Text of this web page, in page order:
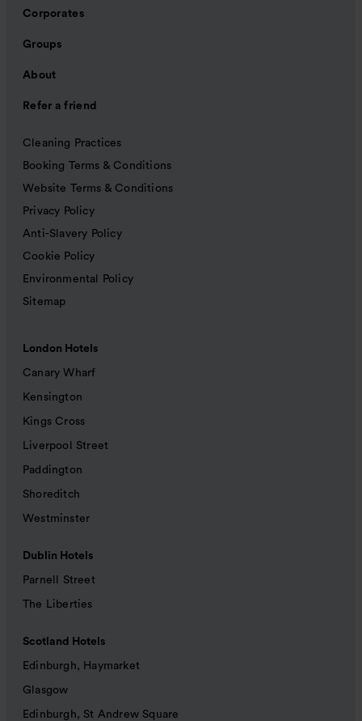
Corporates
Groups
About
Refer a friend
Cleaning Practices
Booking Terms & Conditions
Website Terms & Conditions
Privacy Policy
Anti-Slavery Policy
Cookie Policy
Environmental Policy
Sitemap
London Hotels
Canary Wharf
Kensington
Kings Cross
Liverpool Street
Paddington
Shoreditch
Westminster
Dublin Hotels
Parnell Street
The Liberties
Scotland Hotels
Edinburgh, Haymarket
Glasgow
Edinburgh, St Andrew Square